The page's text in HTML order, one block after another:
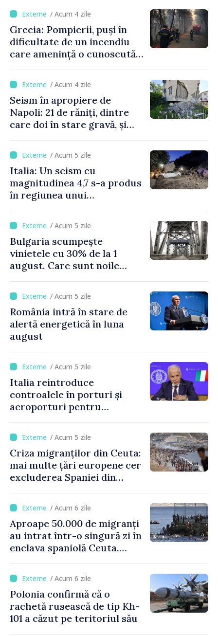
/ Acum 4 zile
Grecia: Pompierii, puși în
dificultate de un incendiu
care amenință o cunoscută
/ Acum 4 zile
Seism în apropiere de
Napoli: 21 de răniți, dintre
care doi în stare gravă, și
/ Acum 5 zile
Italia: Un seism cu
magnitudinea 4,7 s-a produs
în regiunea unui
de Napoli
/ Acum 5 zile
Bulgaria scumpește
vinietele cu 30% de la 1
august. Care sunt noile
/ Acum 5 zile
România intră în stare de
alertă energetică în luna
august
/ Acum 5 zile
Italia reintroduce
controalele în porturi și
aeroporturi pentru
crizei migranților din Ceuta
/ Acum 5 zile
Criza migranților din Ceuta:
mai multe țări europene cer
excluderea Spaniei din
/ Acum 6 zile
Aproape 50.000 de migranți
au intrat într-o singură zi în
enclava spaniolă Ceuta.
Schengen cu Spania
/ Acum 6 zile
Polonia confirmă că o
rachetă rusească de tip Kh-
101 a căzut pe teritoriul său